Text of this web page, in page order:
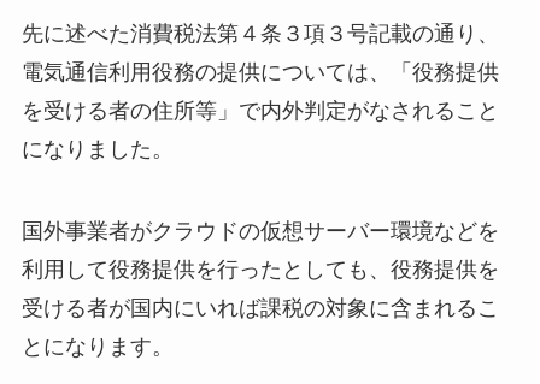
先に述べた消費税法第４条３項３号記載の通り、
電気通信利用役務の提供については、「役務提供
を受ける者の住所等」で内外判定がなされること
になりました。
国外事業者がクラウドの仮想サーバー環境などを
利用して役務提供を行ったとしても、役務提供を
受ける者が国内にいれば課税の対象に含まれるこ
とになります。